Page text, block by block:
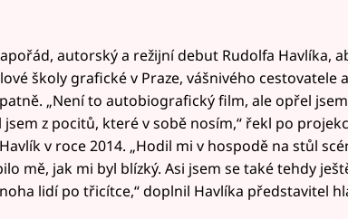
autorský a režijní debut Rudolfa Havlíka,
školy grafické v Praze, vášnivého cestovatele
„Není to autobiografický film, ale opřel jsem
jsem z pocitů, které v sobě nosím,“ řekl po
v roce 2014. „Hodil mi v hospodě na stůl
mě, jak mi byl blízký. Asi jsem se také tehdy
lidí po třicítce,“ doplnil Havlíka představitel